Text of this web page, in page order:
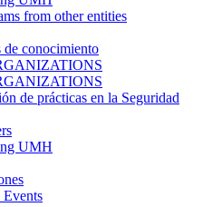
from other entities
de conocimiento
de prácticas en la Seguridad
UMH